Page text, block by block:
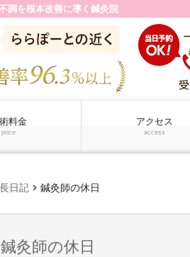
調を根本改善に導く鍼灸院
料金
price
アクセス
access
日記 chevron_right 鍼灸師の休日
鍼灸師の休日